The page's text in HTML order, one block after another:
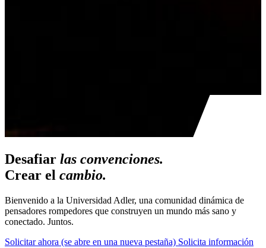
Desafiar las convenciones.
Crear el cambio.
Bienvenido a la Universidad Adler, una comunidad dinámica de
pensadores rompedores que construyen un mundo más sano y
conectado. Juntos.
Solicitar ahora (se abre en una nueva pestaña) Solicita información